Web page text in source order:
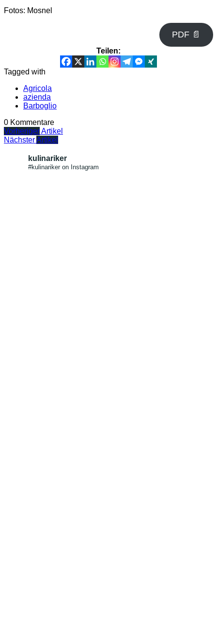
Fotos: Mosnel
PDF 📄
Teilen:
Tagged with
Agricola
azienda
Barboglio
0 Kommentare
VorherigerArtikel
NächsterArtikel
kulinariker
#kulinariker on Instagram